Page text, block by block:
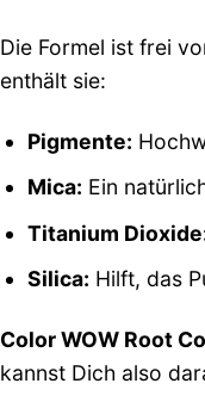
Die Formel ist frei
enthält sie:
Pigmente:
Mica: Ein
Titanium
Silica: Hilft, das
Color WOW Root
kannst Dich also